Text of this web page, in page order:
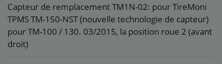
Capteur de remplacement TM1N-02: pour TireMoni
TPMS TM-150-NST (nouvelle technologie de capteur)
pour TM-100 / 130. 03/2015, la position roue 2 (avant
droit)